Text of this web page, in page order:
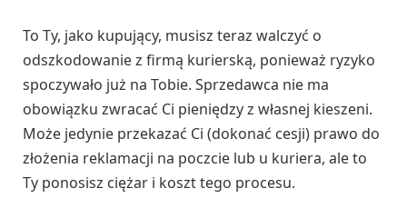
To Ty, jako kupujący, musisz teraz walczyć o
odszkodowanie z firmą kurierską, ponieważ ryzyko
spoczywało już na Tobie. Sprzedawca nie ma
obowiązku zwracać Ci pieniędzy z własnej kieszeni.
Może jedynie przekazać Ci (dokonać cesji) prawo do
złożenia reklamacji na poczcie lub u kuriera, ale to
Ty ponosisz ciężar i koszt tego procesu.